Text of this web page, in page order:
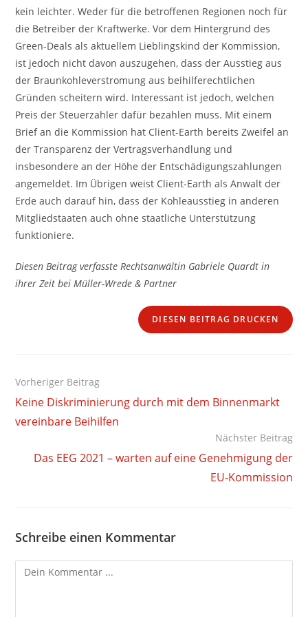
kein leichter. Weder für die betroffenen Regionen noch für
die Betreiber der Kraftwerke. Vor dem Hintergrund des
Green-Deals als aktuellem Lieblingskind der Kommission,
ist jedoch nicht davon auszugehen, dass der Ausstieg aus
der Braunkohleverstromung aus beihilferechtlichen
Gründen scheitern wird. Interessant ist jedoch, welchen
Preis der Steuerzahler dafür bezahlen muss. Mit einem
Brief an die Kommission hat Client-Earth bereits Zweifel an
der Transparenz der Vertragsverhandlung und
insbesondere an der Höhe der Entschädigungszahlungen
angemeldet. Im Übrigen weist Client-Earth als Anwalt der
Erde auch darauf hin, dass der Kohleausstieg in anderen
Mitgliedstaaten auch ohne staatliche Unterstützung
funktioniere.
Diesen Beitrag verfasste Rechtsanwältin Gabriele Quardt in
ihrer Zeit bei Müller-Wrede & Partner
DIESEN BEITRAG DRUCKEN
Weitere
ansehen
Vorheriger Beitrag
Keine Diskriminierung durch mit dem Binnenmarkt
vereinbare Beihilfen
Nächster Beitrag
Das EEG 2021 – warten auf eine Genehmigung der
EU-Kommission
Schreibe einen Kommentar
Kommentieren